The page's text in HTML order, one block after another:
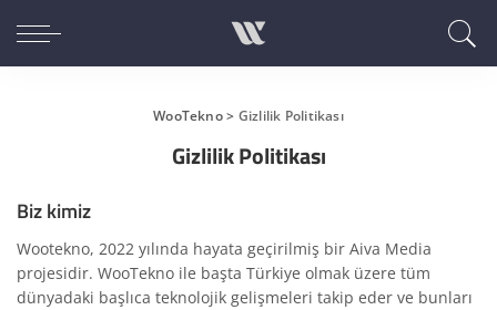
WooTekno> Gizlilik Politikası
Gizlilik Politikası
Biz kimiz
Wootekno, 2022 yılında hayata geçirilmiş bir Aiva Media
projesidir. WooTekno ile başta Türkiye olmak üzere tüm
dünyadaki başlıca teknolojik gelişmeleri takip eder ve bunları